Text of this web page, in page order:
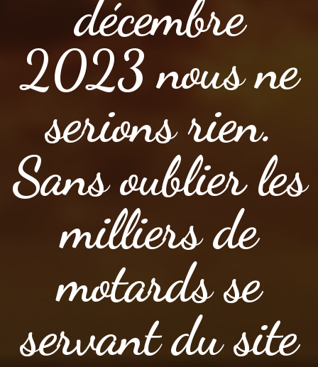
décembre
2023 nous ne
serions rien.
Sans oublier les
milliers de
motards se
servant du site